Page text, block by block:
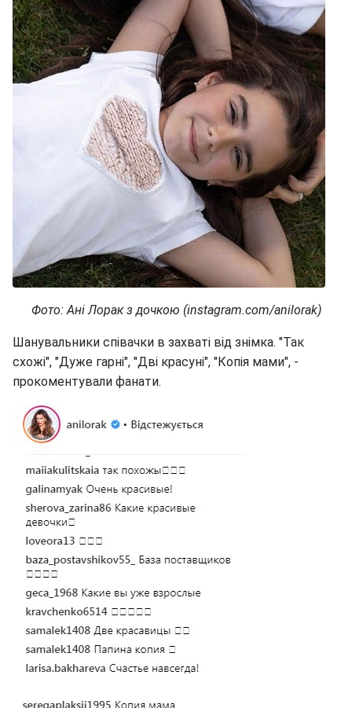
Фото: Ані Лорак з дочкою (instagram.com/anilorak)
Шанувальники співачки в захваті від знімка. "Так
схожі", "Дуже гарні", "Дві красуні", "Копія мами", -
прокоментували фанати.